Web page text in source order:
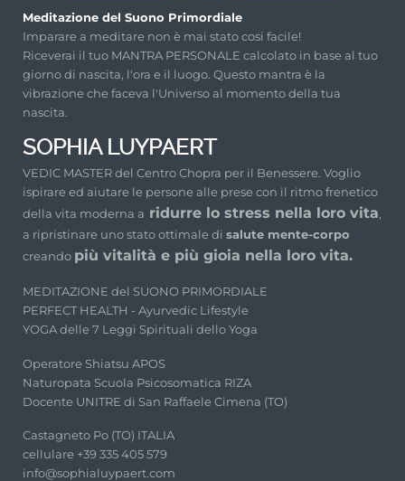
Meditazione del Suono Primordiale
Imparare a meditare non è mai stato cosi facile!
Riceverai il tuo MANTRA PERSONALE calcolato in base al tuo
giorno di nascita, l'ora e il luogo. Questo mantra è la
vibrazione che faceva l'Universo al momento della tua
nascita.
SOPHIA LUYPAERT
VEDIC MASTER del Centro Chopra per il Benessere. Voglio
ispirare ed aiutare le persone alle prese con il ritmo frenetico
della vita moderna a ridurre lo stress nella loro vita,
a ripristinare uno stato ottimale di salute mente-corpo
creando più vitalità e più gioia nella loro vita.
MEDITAZIONE del SUONO PRIMORDIALE
PERFECT HEALTH - Ayurvedic Lifestyle
YOGA delle 7 Leggi Spirituali dello Yoga
Operatore Shiatsu APOS
Naturopata Scuola Psicosomatica RIZA
Docente UNITRE di San Raffaele Cimena (TO)
Castagneto Po (TO) ITALIA
cellulare +39 335 405 579
info@sophialuypaert.com